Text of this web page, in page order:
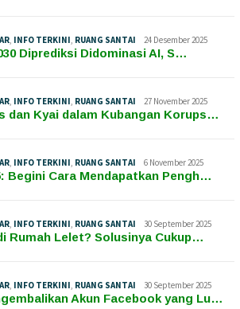
, INFO TERKINI, RUANG SANTAI 24 Desember 2025
Diprediksi Didominasi AI, S…
, INFO TERKINI, RUANG SANTAI 27 November 2025
dan Kyai dalam Kubangan Korups…
, INFO TERKINI, RUANG SANTAI 6 November 2025
Begini Cara Mendapatkan Pengh…
, INFO TERKINI, RUANG SANTAI 30 September 2025
Rumah Lelet? Solusinya Cukup…
, INFO TERKINI, RUANG SANTAI 30 September 2025
Akun Facebook yang Lu…